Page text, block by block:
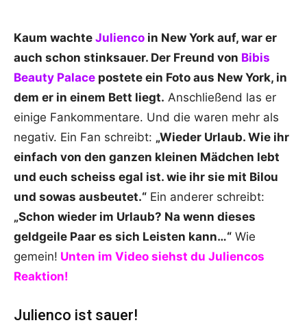
Kaum wachte Julienco in New York auf, war er
auch schon stinksauer. Der Freund von Bibis
Beauty Palace postete ein Foto aus New York, in
dem er in einem Bett liegt. Anschließend las er
einige Fankommentare. Und die waren mehr als
negativ. Ein Fan schreibt: „Wieder Urlaub. Wie ihr
einfach von den ganzen kleinen Mädchen lebt
und euch scheiss egal ist. wie ihr sie mit Bilou
und sowas ausbeutet.“ Ein anderer schreibt:
„Schon wieder im Urlaub? Na wenn dieses
geldgeile Paar es sich Leisten kann…“ Wie
gemein! Unten im Video siehst du Juliencos
Reaktion!
Julienco ist sauer!